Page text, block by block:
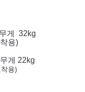
게 32kg
용)
게 22kg
용)